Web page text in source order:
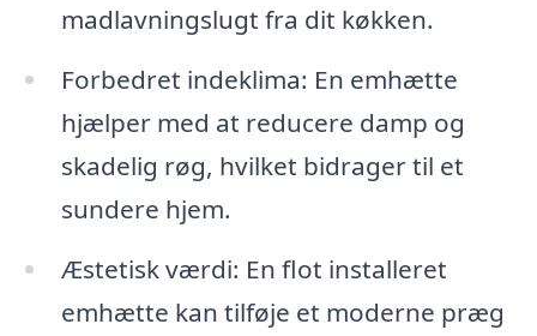
madlavningslugt fra dit køkken.
Forbedret indeklima: En emhætte
hjælper med at reducere damp og
skadelig røg, hvilket bidrager til et
sundere hjem.
Æstetisk værdi: En flot installeret
emhætte kan tilføje et moderne præg